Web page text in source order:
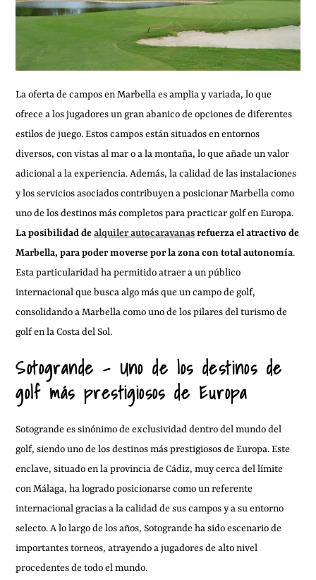
La oferta de campos en Marbella es amplia y variada, lo que
ofrece a los jugadores un gran abanico de opciones de diferentes
estilos de juego. Estos campos están situados en entornos
diversos, con vistas al mar o a la montaña, lo que añade un valor
adicional a la experiencia. Además, la calidad de las instalaciones
y los servicios asociados contribuyen a posicionar Marbella como
uno de los destinos más completos para practicar golf en Europa.
La posibilidad dealquiler autocaravanasrefuerza el atractivo de
Marbella, para poder moverse por la zona con total autonomía.
Esta particularidad ha permitido atraer a un público
internacional que busca algo más que un campo de golf,
consolidando a Marbella como uno de los pilares del turismo de
golf en la Costa del Sol.
Sotogrande – Uno de los destinos de
golf más prestigiosos de Europa
Sotogrande es sinónimo de exclusividad dentro del mundo del
golf, siendo uno de los destinos más prestigiosos de Europa. Este
enclave, situado en la provincia de Cádiz, muy cerca del límite
con Málaga, ha logrado posicionarse como un referente
internacional gracias a la calidad de sus campos y a su entorno
selecto. A lo largo de los años, Sotogrande ha sido escenario de
importantes torneos, atrayendo a jugadores de alto nivel
procedentes de todo el mundo.